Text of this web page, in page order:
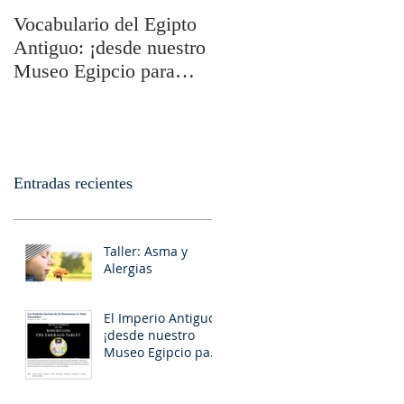
Vocabulario del Egipto
Antiguo: ¡desde nuestro
Museo Egipcio para
Entradas recientes
Taller: Asma y
Alergias
El Imperio Antiguo:
¡desde nuestro
Museo Egipcio para